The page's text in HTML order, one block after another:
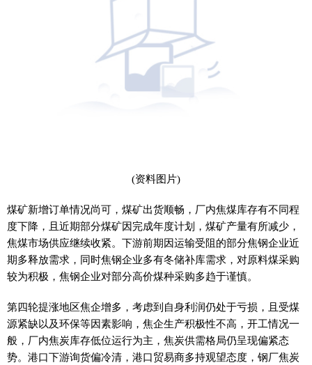
(资料图片)
煤矿新增订单情况尚可，煤矿出货顺畅，厂内焦煤库存有不同程
度下降，且近期部分煤矿因完成年度计划，煤矿产量有所减少，
焦煤市场供应继续收紧。下游前期因运输受阻的部分焦钢企业近
期多释放需求，同时焦钢企业多有冬储补库需求，对原料煤采购
较为积极，焦钢企业对部分高价煤种采购多趋于谨慎。
第四轮提涨地区焦企增多，考虑到自身利润仍处于亏损，且受煤
源紧缺以及环保等因素影响，焦企生产积极性不高，开工情况一
般，厂内焦炭库存低位运行为主，焦炭供需格局仍呈现偏紧态
势。港口下游询货偏冷清，港口贸易商多持观望态度，钢厂焦炭